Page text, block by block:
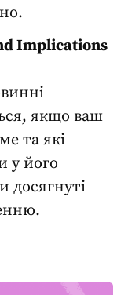
Implications
якщо ваш
та які
у його
досягнуті